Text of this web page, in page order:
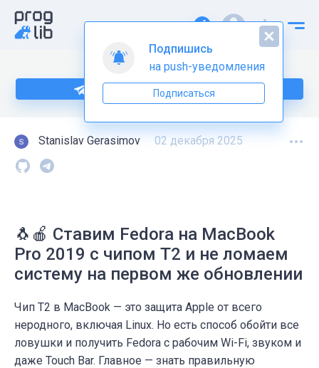
Подпишитесь на нас в Telegram
Stanislav Gerasimov 02 декабря 2025
🐧🍎 Ставим Fedora на MacBook
Pro 2019 с чипом T2 и не ломаем
систему на первом же обновлении
Чип T2 в MacBook — это защита Apple от всего
неродного, включая Linux. Но есть способ обойти все
ловушки и получить Fedora с рабочим Wi-Fi, звуком и
даже Touch Bar. Главное — знать правильную
Подпишись
на push-уведомления
Подписаться